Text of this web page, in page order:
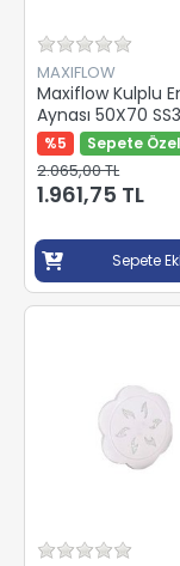
MAXIFLOW
Maxiflow Kulplu
Aynası 50X70
13588
%5 Sepete
2.065,00 TL
1.961,75 TL
Sepete